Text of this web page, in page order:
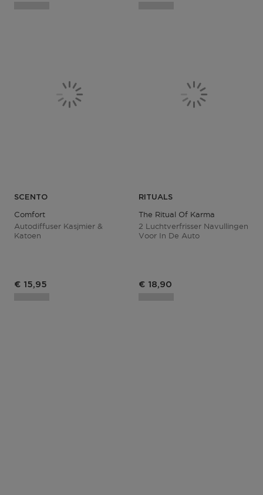
SCENTO
Comfort
Autodiffuser Kasjmier &
Katoen
Productprijs
€ 15,95
RITUALS
The Ritual Of Karma
2 Luchtverfrisser Navullingen
Voor In De Auto
€ 18,90